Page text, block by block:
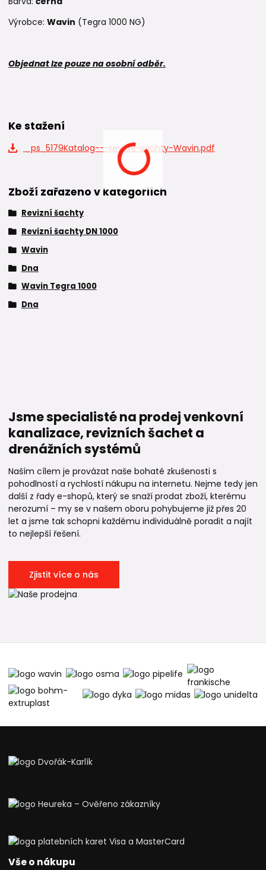
Výrobce: Wavin (Tegra 1000 NG)
Objednat lze pouze na osobní odběr.
Ke stažení
_ps_5179Katalog---revizni-sachty-Wavin.pdf
Zboží zařazeno v kategoriích
Revizní šachty
Revizní šachty DN 1000
Wavin
Dna
Wavin Tegra 1000
Dna
Jsme specialisté na prodej venkovní
kanalizace, revizních šachet a
drenážních systémů
Naším cílem je provázat naše bohaté zkušenosti s
pohodlností a rychlostí nákupu na internetu. Nejme tedy jen
další z řady e-shopů, který se snaží prodat zboží, kterému
nerozumí – my se v našem oboru pohybujeme již přes 20
let a jsme tak schopni každému individuálně poradit a najít
to nejlepší řešení.
Zjistit více o nás
Vše o nákupu